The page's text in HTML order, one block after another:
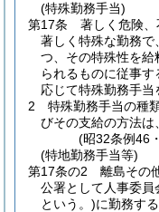
(特殊勤務手当)
第17条
著しく危険
著しく特殊な勤務
つ、その特殊性を給
られるものに従事
応じて特殊勤務手当
2
特殊勤務手当の種
びその支給の方法は
(昭32条例46
(特地勤務手当等)
第17条の2
離島その
公署として人事委
という。)に勤務す